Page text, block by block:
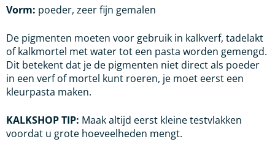
Vorm: poeder, zeer fijn gemalen
De pigmenten moeten voor gebruik in kalkverf, tadelakt
of kalkmortel met water tot een pasta worden gemengd.
Dit betekent dat je de pigmenten niet direct als poeder
in een verf of mortel kunt roeren, je moet eerst een
kleurpasta maken.
KALKSHOP TIP: Maak altijd eerst kleine testvlakken
voordat u grote hoeveelheden mengt.